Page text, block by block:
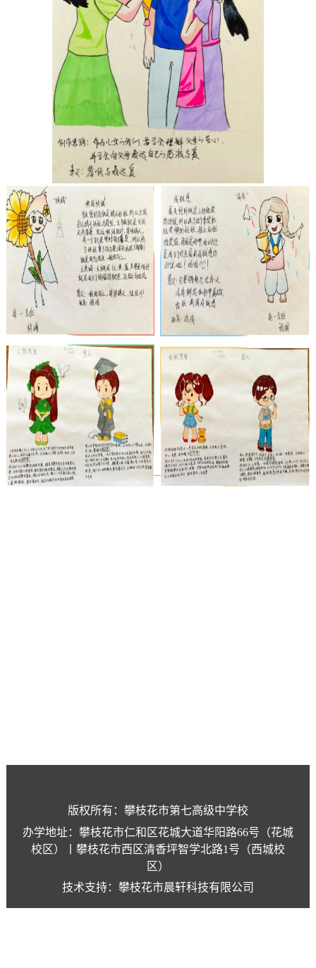
版权所有：攀枝花市第七高级中学校
办学地址：攀枝花市仁和区花城大道华阳路66号（花城
校区）丨攀枝花市西区清香坪智学北路1号（西城校
区）
技术支持：攀枝花市晨轩科技有限公司